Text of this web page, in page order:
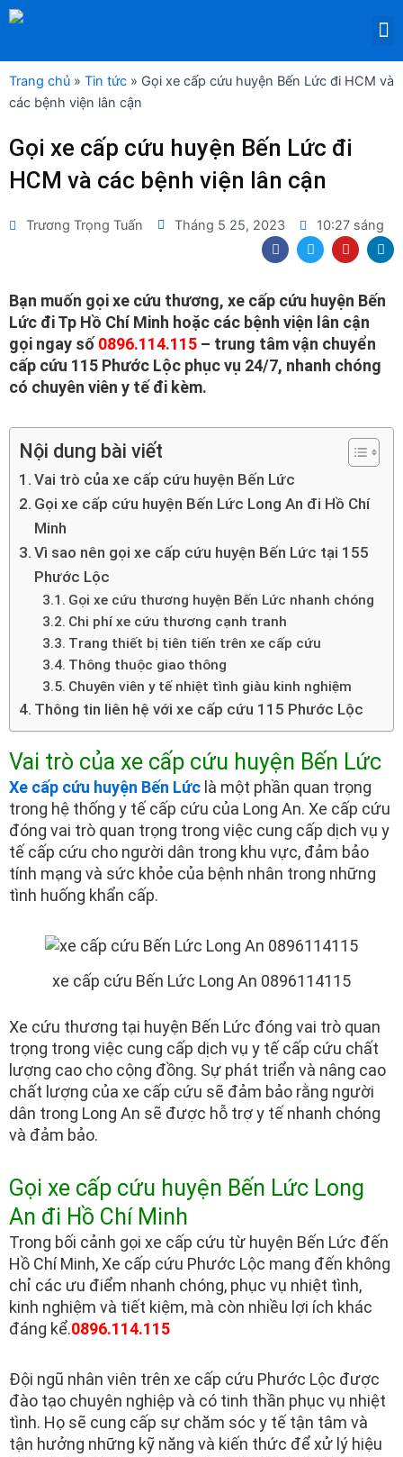
Nhảy
dung
Trang chủ » Tin tức » Gọi xe cấp cứu huyện Bến Lức đi HCM và
các bệnh viện lân cận
Gọi xe cấp cứu huyện Bến Lức đi
HCM và các bệnh viện lân cận
Trương Trọng Tuấn Tháng 5 25, 2023 10:27 sáng
F
a
c
b
o
o
k
T
w
i
t
e
r
Y
o
u
u
b
e
L
i
n
e
d
Bạn muốn gọi xe cứu thương, xe cấp cứu huyện Bến
Lức đi Tp Hồ Chí Minh hoặc các bệnh viện lân cận
gọi ngay số 0896.114.115 – trung tâm vận chuyển
cấp cứu 115 Phước Lộc phục vụ 24/7, nhanh chóng
có chuyên viên y tế đi kèm.
Nội dung bài viết
Vai trò của xe cấp cứu huyện Bến Lức
Gọi xe cấp cứu huyện Bến Lức Long An đi Hồ Chí
Minh
Vì sao nên gọi xe cấp cứu huyện Bến Lức tại 155
Phước Lộc
Gọi xe cứu thương huyện Bến Lức nhanh chóng
Chi phí xe cứu thương cạnh tranh
Trang thiết bị tiên tiến trên xe cấp cứu
Thông thuộc giao thông
Chuyên viên y tế nhiệt tình giàu kinh nghiệm
Thông tin liên hệ với xe cấp cứu 115 Phước Lộc
Vai trò của xe cấp cứu huyện Bến Lức
Xe cấp cứu huyện Bến Lức là một phần quan trọng
trong hệ thống y tế cấp cứu của Long An. Xe cấp cứu
đóng vai trò quan trọng trong việc cung cấp dịch vụ y
tế cấp cứu cho người dân trong khu vực, đảm bảo
tính mạng và sức khỏe của bệnh nhân trong những
tình huống khẩn cấp.
xe cấp cứu Bến Lức Long An 0896114115
Xe cứu thương tại huyện Bến Lức đóng vai trò quan
trọng trong việc cung cấp dịch vụ y tế cấp cứu chất
lượng cao cho cộng đồng. Sự phát triển và nâng cao
chất lượng của xe cấp cứu sẽ đảm bảo rằng người
dân trong Long An sẽ được hỗ trợ y tế nhanh chóng
và đảm bảo.
Gọi xe cấp cứu huyện Bến Lức Long
An đi Hồ Chí Minh
Trong bối cảnh gọi xe cấp cứu từ huyện Bến Lức đến
Hồ Chí Minh, Xe cấp cứu Phước Lộc mang đến không
chỉ các ưu điểm nhanh chóng, phục vụ nhiệt tình,
kinh nghiệm và tiết kiệm, mà còn nhiều lợi ích khác
đáng kể.0896.114.115
Đội ngũ nhân viên trên xe cấp cứu Phước Lộc được
đào tạo chuyên nghiệp và có tinh thần phục vụ nhiệt
tình. Họ sẽ cung cấp sự chăm sóc y tế tận tâm và
tận hưởng những kỹ năng và kiến thức để xử lý hiệu